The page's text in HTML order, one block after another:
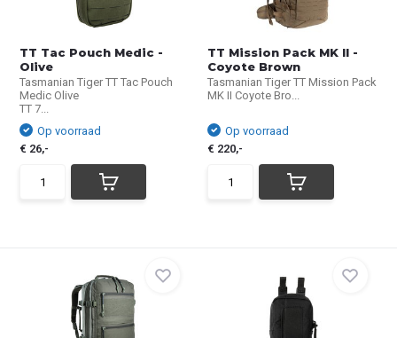
TT Tac Pouch Medic -
Olive
Tasmanian Tiger TT Tac Pouch
Medic Olive
TT 7...
Op voorraad
€ 26,-
TT Mission Pack MK II -
Coyote Brown
Tasmanian Tiger TT Mission Pack
MK II Coyote Bro...
Op voorraad
€ 220,-